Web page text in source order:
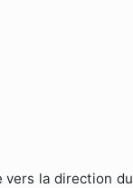
vers la direction du